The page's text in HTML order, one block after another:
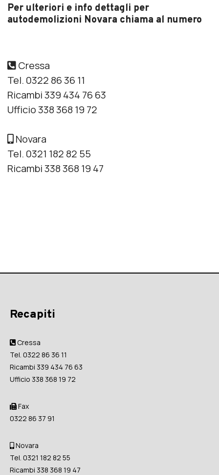
Per ulteriori e info dettagli per
autodemolizioni Novara chiama al numero
Cressa
Tel. 0322 86 36 11
Ricambi 339 434 76 63
Ufficio 338 368 19 72
Novara
Tel. 0321 182 82 55
Ricambi 338 368 19 47
Recapiti
Cressa
Tel. 0322 86 36 11
Ricambi 339 434 76 63
Ufficio 338 368 19 72
Fax
0322 86 37 91
Novara
Tel. 0321 182 82 55
Ricambi 338 368 19 47